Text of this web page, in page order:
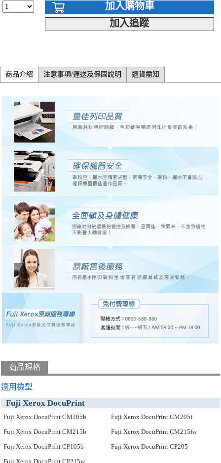
加入購物車
加入追蹤
商品介紹 注意事項/運送及保固說明 退貨需知
商品規格
適用機型
Fuji Xerox DocuPrint
Fuji Xerox DocuPrint CM205b
Fuji Xerox DocuPrint CM205f
Fuji Xerox DocuPrint CM215b
Fuji Xerox DocuPrint CM215fw
Fuji Xerox DocuPrint CP105b
Fuji Xerox DocuPrint CP205
Fuji Xerox DocuPrint CP215w